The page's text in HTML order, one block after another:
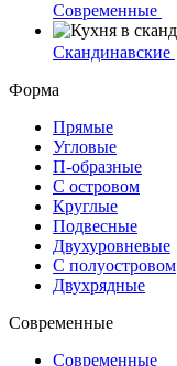
Современные
Скандинавские
Форма
Прямые
Угловые
П-образные
С островом
Круглые
Подвесные
Двухуровневые
С полуостровом
Двухрядные
Современные
Современные